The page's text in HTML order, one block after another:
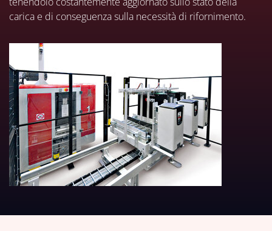
carica e di conseguenza sulla necessità di rifornimento.